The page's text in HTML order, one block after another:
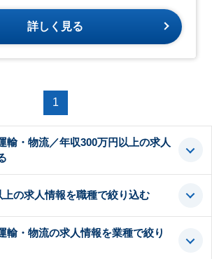
詳しく見る
1
輸・物流／年収300万円以上の求人
の求人情報を職種で絞り込む
輸・物流の求人情報を業種で絞り